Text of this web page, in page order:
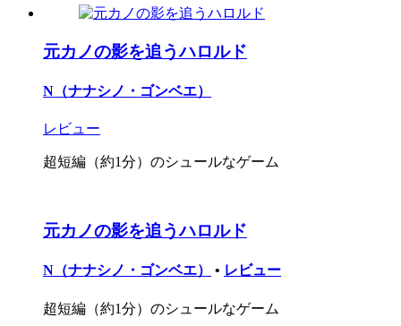
元カノの影を追うハロルド
N（ナナシノ・ゴンベエ）
レビュー
超短編（約1分）のシュールなゲーム
元カノの影を追うハロルド
N（ナナシノ・ゴンベエ） • レビュー
超短編（約1分）のシュールなゲーム